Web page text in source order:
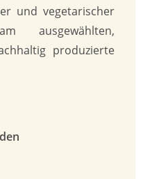
und vegetarischer
ausgewählten,
produzierte